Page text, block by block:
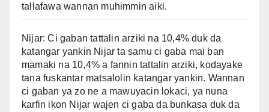
tallafawa wannan muhimmin aiki.
Nijar: Ci gaban tattalin arziki na 10,4% duk da
katangar yankin Nijar ta samu ci gaba mai ban
mamaki na 10,4% a fannin tattalin arziki, kodayake
tana fuskantar matsalolin katangar yankin. Wannan
ci gaban ya zo ne a mawuyacin lokaci, ya nuna
karfin ikon Nijar wajen ci gaba da bunkasa duk da